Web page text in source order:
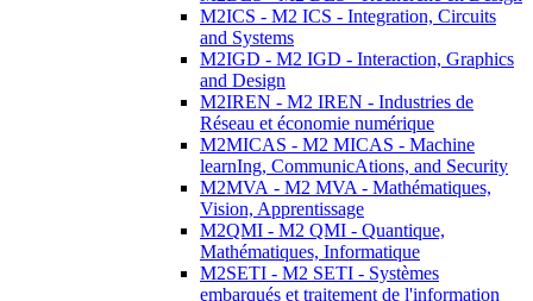
M2ICS - M2 ICS - Integration, Circuits
and Systems
M2IGD - M2 IGD - Interaction, Graphics
and Design
M2IREN - M2 IREN - Industries de
Réseau et économie numérique
M2MICAS - M2 MICAS - Machine
learnIng, CommunicAtions, and Security
M2MVA - M2 MVA - Mathématiques,
Vision, Apprentissage
M2QMI - M2 QMI - Quantique,
Mathématiques, Informatique
M2SETI - M2 SETI - Systèmes
embarqués et traitement de l'information